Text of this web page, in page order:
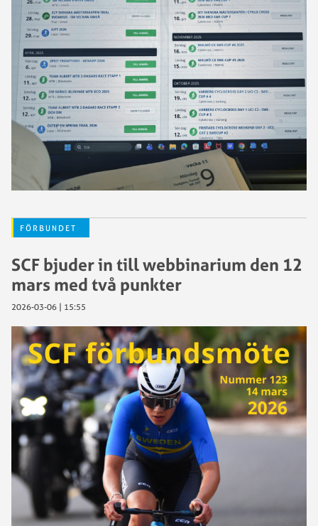
FÖRBUNDET
SCF bjuder in till webbinarium den 12
mars med två punkter
2026-03-06 | 15:55